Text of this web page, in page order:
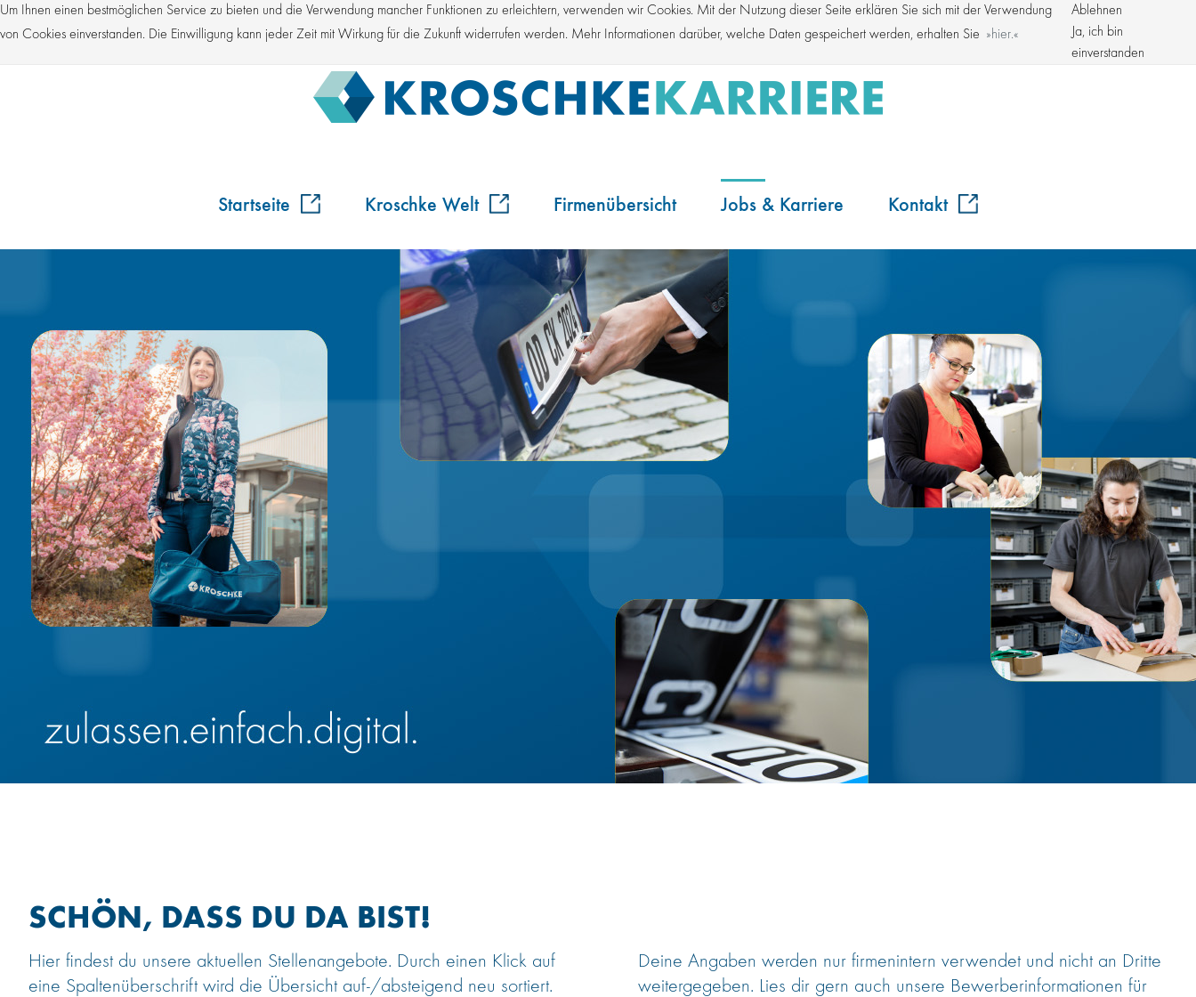
Um Ihnen einen bestmöglichen Service zu bieten und die Verwendung mancher Funktionen zu erleichtern, verwenden wir Cookies. Mit der Nutzung dieser Seite erklären Sie sich mit der Verwendung
von Cookies einverstanden. Die Einwilligung kann jeder Zeit mit Wirkung für die Zukunft widerrufen werden. Mehr Informationen darüber, welche Daten gespeichert werden, erhalten Sie
hier.
Ablehnen
Ja, ich bin
einverstanden
Kroschke Gruppe
Startseite Kroschke Welt Firmenübersicht Jobs & Karriere Kontakt
SCHÖN, DASS DU DA BIST!
Hier findest du unsere aktuellen Stellenangebote. Durch einen Klick auf
eine Spaltenüberschrift wird die Übersicht auf-/absteigend neu sortiert.
Deine Angaben werden nur firmenintern verwendet und nicht an Dritte
weitergegeben. Lies dir gern auch unsere Bewerberinformationen für